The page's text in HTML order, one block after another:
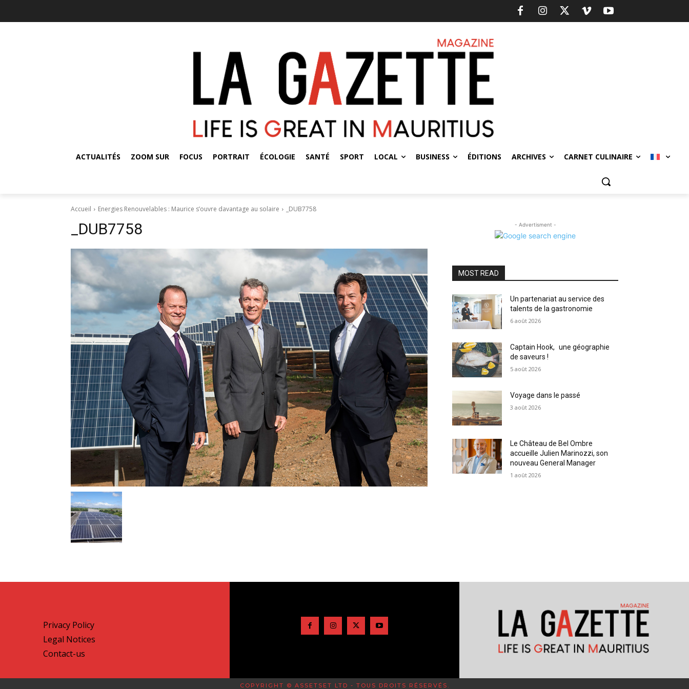
ACTUALITÉS ZOOM SUR FOCUS PORTRAIT ÉCOLOGIE SANTÉ SPORT LOCAL BUSINESS ÉDITIONS ARCHIVES CARNET CULINAIRE
Accueil Energies Renouvelables : Maurice s’ouvre davantage au solaire _DUB7758
_DUB7758 - Advertisment -
MOST READ
Un partenariat au service des
talents de la gastronomie
6 août 2026
Captain Hook, une géographie
de saveurs !
5 août 2026
Voyage dans le passé
3 août 2026
Le Château de Bel Ombre
accueille Julien Marinozzi, son
nouveau General Manager
1 août 2026
Privacy Policy
Legal Notices
Contact-us
COPYRIGHT © ASSETSET LTD - TOUS DROITS RÉSERVÉS.